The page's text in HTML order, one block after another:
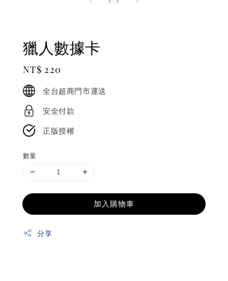
獵人數據卡
Regular
price
NT$ 220
全台超商門市運送
安全付款
正版授權
數量
加入購物車
分享